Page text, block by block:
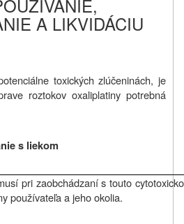
A LIKVIDÁCIU
toxických zlúčeninách, je
roztokov oxaliplatiny potrebná
s liekom
pri zaobchádzaní s touto
používateľa a jeho okolia.